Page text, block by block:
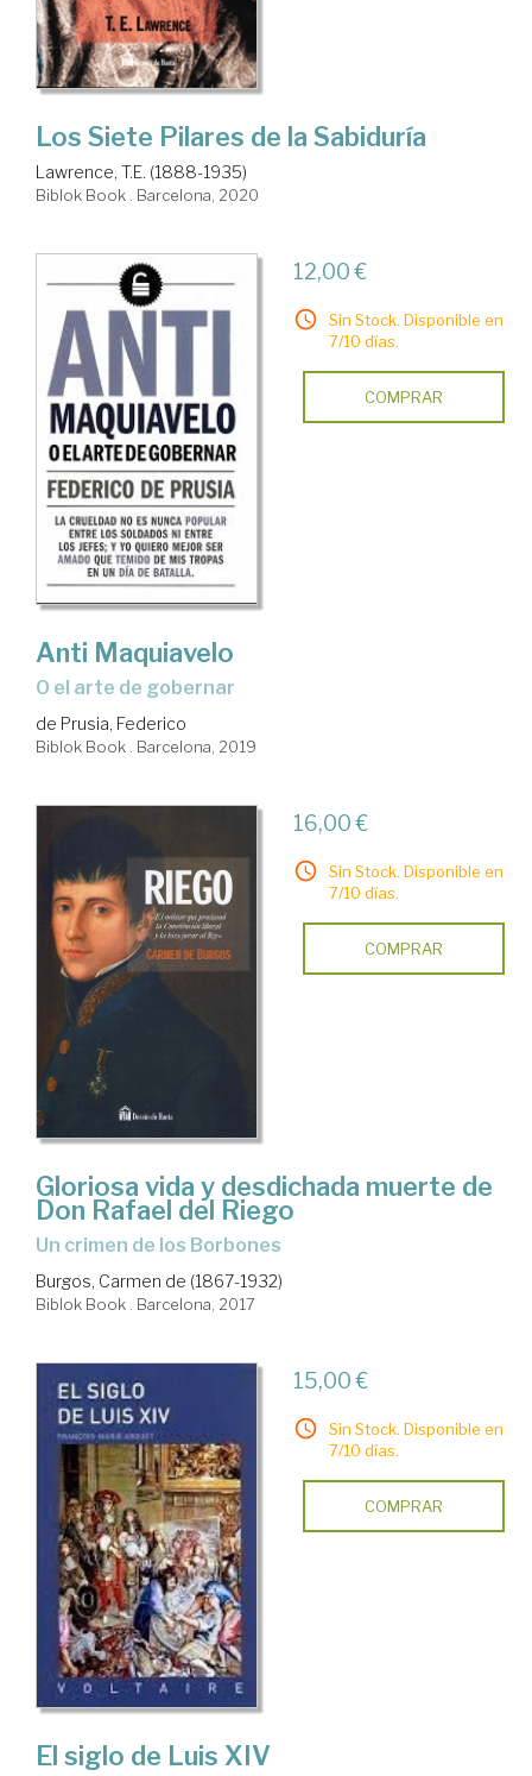
Los Siete Pilares de la Sabiduría
Lawrence, T.E. (1888-1935)
Biblok Book . Barcelona, 2020
12,00 €
Sin Stock. Disponible en
7/10 días.
COMPRAR
Anti Maquiavelo
o el arte de gobernar
de Prusia, Federico
Biblok Book . Barcelona, 2019
16,00 €
Sin Stock. Disponible en
7/10 días.
COMPRAR
Gloriosa vida y desdichada muerte de
Don Rafael del Riego
un crimen de los Borbones
Burgos, Carmen de (1867-1932)
Biblok Book . Barcelona, 2017
15,00 €
Sin Stock. Disponible en
7/10 días.
COMPRAR
El siglo de Luis XIV